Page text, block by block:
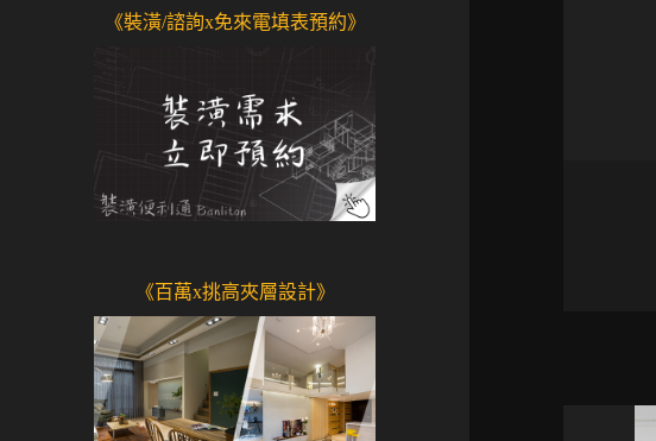
《裝潢/諮詢x免來電填表預約》
《百萬x挑高夾層設計》